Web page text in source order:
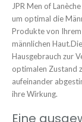
JPR Men of
um optimal die
Produkte von
männlichen
Hausgebrauch zur
optimalen Zustand
aufeinander
ihre Wirkung.
Eine